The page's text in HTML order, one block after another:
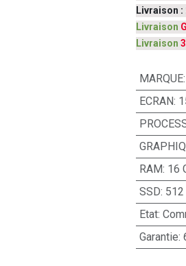
Livraison
Livraison
Livraison
MARQUE:
ECRAN:
RAM: 16
SSD: 512
Etat:
Garantie: